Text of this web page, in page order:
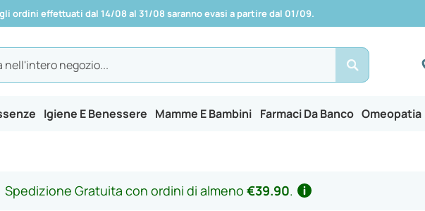
ordini effettuati dal 14/08 al 31/08 saranno evasi a partire dal 01/09.
Search
Igiene E Benessere Mamme E Bambini Farmaci Da Banco Omeopatia
Spedizione Gratuita con ordini di almeno €39.90.